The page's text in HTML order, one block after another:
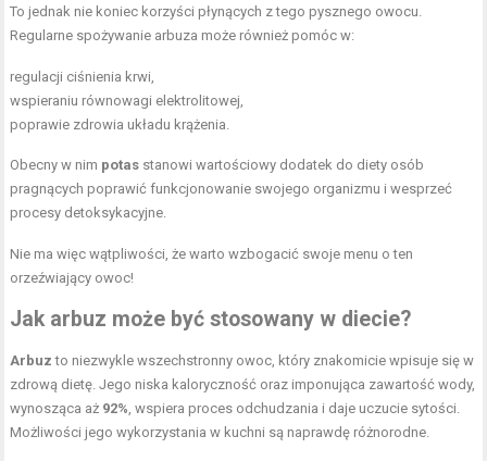
To jednak nie koniec korzyści płynących z tego pysznego owocu.
Regularne spożywanie arbuza może również pomóc w:
regulacji ciśnienia krwi,
wspieraniu równowagi elektrolitowej,
poprawie zdrowia układu krążenia.
Obecny w nim potas stanowi wartościowy dodatek do diety osób
pragnących poprawić funkcjonowanie swojego organizmu i wesprzeć
procesy detoksykacyjne.
Nie ma więc wątpliwości, że warto wzbogacić swoje menu o ten
orzeźwiający owoc!
Jak arbuz może być stosowany w diecie?
Arbuz to niezwykle wszechstronny owoc, który znakomicie wpisuje się w
zdrową dietę. Jego niska kaloryczność oraz imponująca zawartość wody,
wynosząca aż 92%, wspiera proces odchudzania i daje uczucie sytości.
Możliwości jego wykorzystania w kuchni są naprawdę różnorodne.